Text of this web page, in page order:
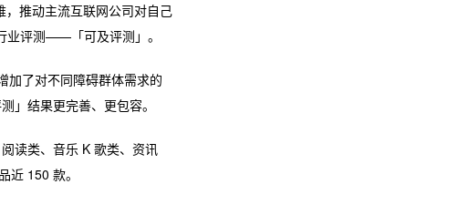
推动主流互联网公司对自己
业评测——「可及评测」。
加了对不同障碍群体需求的
」结果更完善、更包容。
读类、音乐 K 歌类、资讯
近 150 款。